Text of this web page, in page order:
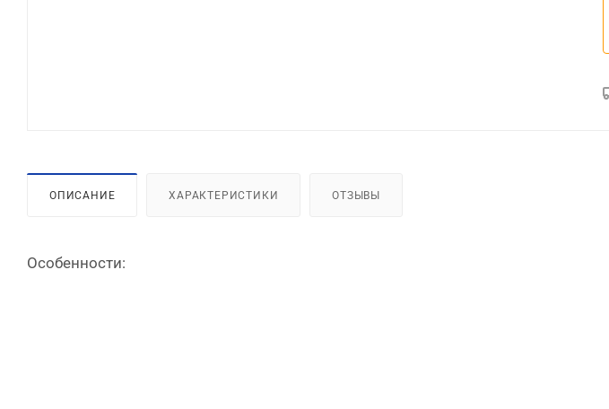
ОПИСАНИЕ ХАРАКТЕРИСТИКИ ОТЗЫВЫ
Особенности: